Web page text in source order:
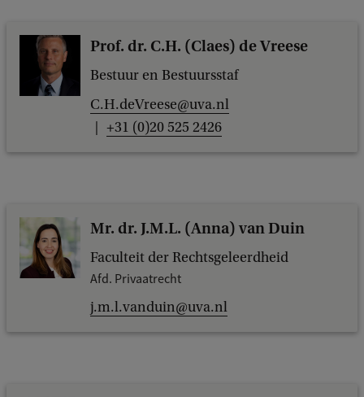
Prof. dr. C.H. (Claes) de Vreese
Bestuur en Bestuursstaf
C.H.deVreese@uva.nl
+31 (0)20 525 2426
Mr. dr. J.M.L. (Anna) van Duin
Faculteit der Rechtsgeleerdheid
Afd. Privaatrecht
j.m.l.vanduin@uva.nl